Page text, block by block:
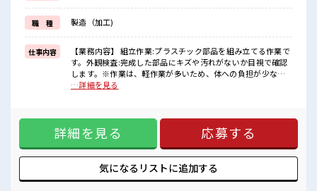
(規定有)≪動きやすい制服アリ≫
制服があるので、
毎日の服装の悩み解消♪
≪収入アップを目指せる≫
高時給だらけの派遣のお仕事です！
■職場の雰囲気
女性が多い職場ですが男女は問いません！
派手過ぎなければOKだから、
モチベーションもUP！
仕事の合間の息抜きは休憩室で♪
職 種 製造（加工)
仕事内容
【業務内容】 組立作業:プラスチック部品を組み立てる作業で
す。外観検査:完成した部品にキズや汚れがないか目視で確認
します。※作業は、軽作業が多いため、体への負担が少な
く、長時間の作業でも安心です。【取り扱い製品】プラスチ
≫ もちろん男性の応募もOKですよ！ ≪週休2日制≫ 週末は家
族や友人と一緒にプライベート満喫！ ≪髪色自由で自分らし
く働く≫ 明るすぎたり奇抜でなければ基本的に自由！ (規定
有)≪動きやすい制服アリ≫ 制服があるので、 毎日の服装の
悩み解消♪ ≪収入アップを目指せる≫ 高時給だらけの派遣の
お仕事です！ ■職場の雰囲気 女性が多い職場ですが男女は問
…詳細を見る
詳細を見る 応募する
気になるリストに追加する